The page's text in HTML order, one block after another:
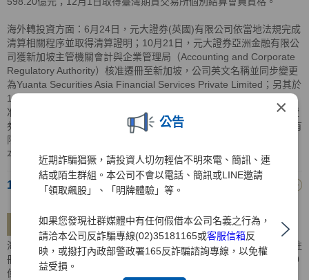
×
公告
近期詐騙猖獗，請投資人切勿輕信不明來電、簡訊、連
結或陌生群組。本公司不會以電話、簡訊或LINE邀請
「領取飆股」、「明牌體驗」等。
如果您發現社群媒體中有任何假借本公司名義之行為，
請洽本公司反詐騙專線(02)35181165或客服信箱反
映，或撥打內政部警政署165反詐騙諮詢專線，以免權
益受損。
海外轉投資方面：6月24日，元大證券(英國)有限公司依當地法規完成
清算相關程序並取得清算證明；10月21日，元大證券亞洲金融有限公
司獲新加坡主管機關會計與企業管理局（Accounting and Corporate
Regulatory Authority）核准遷冊至新加坡，公司英文名稱並同步變更
為Yuanta Securities Asia Financial Services Private Limited；另其於
110年10月28日獲百慕達公司註冊處（Registrar of Companies）核
准遷出，遷出之生效日同其遷入新加坡之生效日；12月15日，元大證
券越南有限公司完成增資5,000億越南盾，增資後元大證券亞洲金融有
限公司及元大證券(香港)有限公司分別持有元大證券越南有限公司資
本額比重為92.62%及7.38%，共計100%。
109年
109年
海外轉投資方面：2月14日，元大證券控股(BVI)有限公司獲BVI公司註
冊處核准註銷登記；9月14日，元大證券越南有限公司完成增資5,000
億越南盾，增資後元大證券亞洲金融有限公司及元大證券(香港)有限